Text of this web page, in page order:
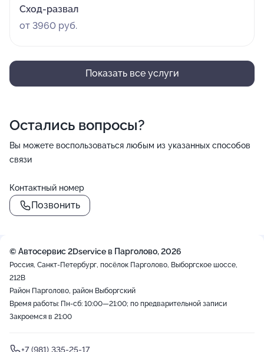
Сход-развал
от 3960 руб.
Показать все услуги
Остались вопросы?
Вы можете воспользоваться любым из указанных способов
связи
Контактный номер
Позвонить
© Автосервис 2Dservice в Парголово, 2026
Россия, Санкт-Петербург, посёлок Парголово, Выборгское шоссе,
212В
Район Парголово, район Выборгский
Время работы: Пн-сб: 10:00—21:00; по предварительной записи
Закроемся в 21:00
+7 (981) 335-25-17